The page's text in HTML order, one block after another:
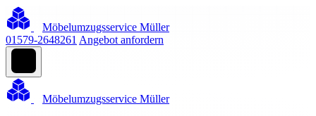
Möbelumzugsservice Müller
01579-2648261 Angebot anfordern
Möbelumzugsservice Müller